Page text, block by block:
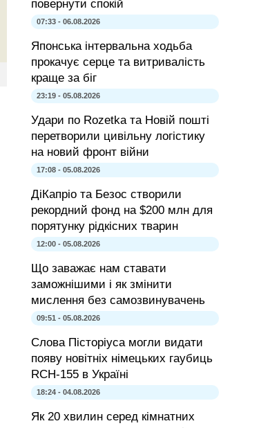
повернути спокій
07:33 - 06.08.2026
Японська інтервальна ходьба
прокачує серце та витривалість
краще за біг
23:19 - 05.08.2026
Удари по Rozetka та Новій пошті
перетворили цивільну логістику
на новий фронт війни
17:08 - 05.08.2026
ДіКапріо та Безос створили
рекордний фонд на $200 млн для
порятунку рідкісних тварин
12:00 - 05.08.2026
Що заважає нам ставати
заможнішими і як змінити
мислення без самозвинувачень
09:51 - 05.08.2026
Слова Пісторіуса могли видати
появу новітніх німецьких гаубиць
RCH-155 в Україні
18:24 - 04.08.2026
Як 20 хвилин серед кімнатних